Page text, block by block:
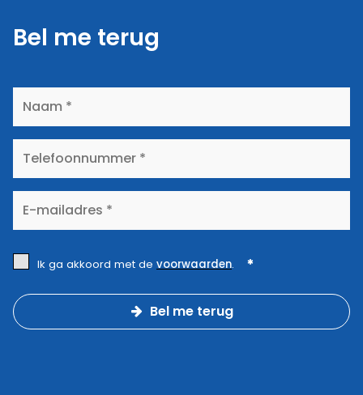
Bel me terug
Ik ga akkoord met de voorwaarden.
Bel me terug